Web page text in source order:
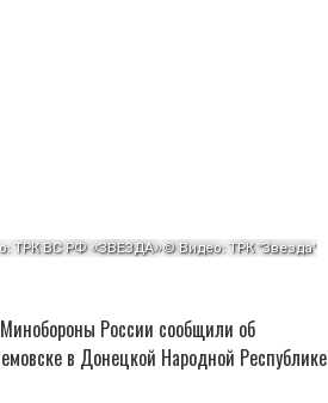
России сообщили об
в Донецкой Народной Республике